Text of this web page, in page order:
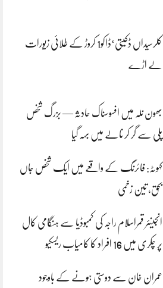
کلرسیداں ڈکیتی‘ڈاکو1 کروڑ کے طلائی زیورات
لے اڑے
بھون نلہ میں افسوسناک حادثہ — بزرگ شخص
پلی سے گر کر نالے میں بہہ گیا
کہوٹہ: فائرنگ کے واقعے میں ایک شخص جاں
بحق، تین زخمی
انجینئر قمراسلام راجہ کی کمبوڈیا سے ہنگامی کال
پر چکری میں 16 افراد کا کامیاب ریسکیو
عمران خان سے دوستی ہونے کے باوجود